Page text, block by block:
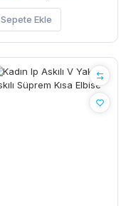
Sepete Ekle